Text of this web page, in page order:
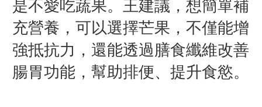
是不愛吃蔬果。王建議，想簡單補
充營養，可以選擇芒果，不僅能增
強抵抗力，還能透過膳食纖維改善
腸胃功能，幫助排便、提升食慾。